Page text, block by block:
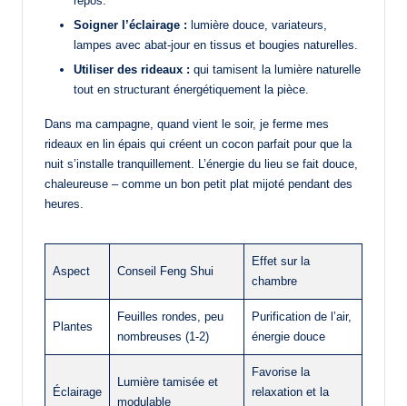
Soigner l’éclairage : lumière douce, variateurs,
lampes avec abat-jour en tissus et bougies naturelles.
Utiliser des rideaux : qui tamisent la lumière naturelle
tout en structurant énergétiquement la pièce.
Dans ma campagne, quand vient le soir, je ferme mes
rideaux en lin épais qui créent un cocon parfait pour que la
nuit s’installe tranquillement. L’énergie du lieu se fait douce,
chaleureuse – comme un bon petit plat mijoté pendant des
heures.
Aspect Conseil Feng Shui
Effet sur la
chambre
Plantes
Feuilles rondes, peu
nombreuses (1-2)
Purification de l’air,
énergie douce
Éclairage
Lumière tamisée et
modulable
Favorise la
relaxation et la